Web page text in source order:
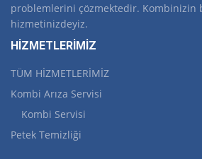
problemlerini çözmektedir. Kombinizin
hizmetinizdeyiz.
HİZMETLERİMİZ
TÜM HİZMETLERİMİZ
Kombi Arıza Servisi
Kombi Servisi
Petek Temizliği